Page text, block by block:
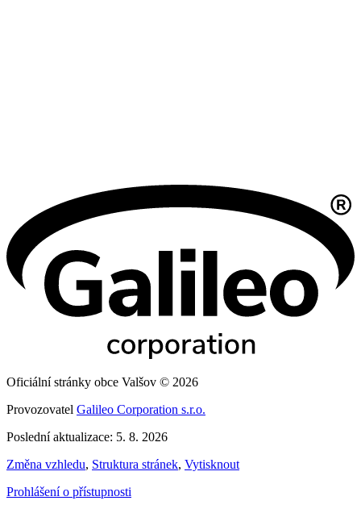
Oficiální stránky obce Valšov © 2026
Provozovatel Galileo Corporation s.r.o.
Poslední aktualizace: 5. 8. 2026
Změna vzhledu, Struktura stránek, Vytisknout
Prohlášení o přístupnosti